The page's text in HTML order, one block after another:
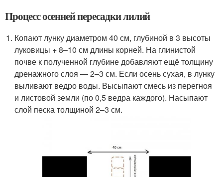
Процесс осенней пересадки лилий
Копают лунку диаметром 40 см, глубиной в 3 высоты
луковицы + 8–10 см длины корней. На глинистой
почве к полученной глубине добавляют ещё толщину
дренажного слоя — 2–3 см. Если осень сухая, в лунку
выливают ведро воды. Высыпают смесь из перегноя
и листовой земли (по 0,5 ведра каждого). Насыпают
слой песка толщиной 2–3 см.